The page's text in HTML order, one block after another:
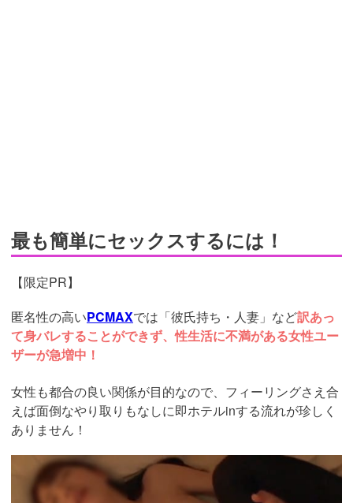
最も簡単にセックスするには！
【限定PR】
匿名性の高いPCMAXでは「彼氏持ち・人妻」など訳あっ
て身バレすることができず、性生活に不満がある女性ユー
ザーが急増中！
女性も都合の良い関係が目的なので、フィーリングさえ合
えば面倒なやり取りもなしに即ホテルinする流れが珍しく
ありません！
https://pcmax.jp/lp/?
ad_id=rm327007